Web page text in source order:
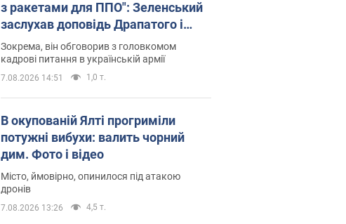
з ракетами для ППО": Зеленський
заслухав доповідь Драпатого і
анонсував нові кроки
Зокрема, він обговорив з головкомом
кадрові питання в українській армії
7.08.2026 14:51 1,0 т.
В окупованій Ялті прогриміли
потужні вибухи: валить чорний
дим. Фото і відео
Місто, ймовірно, опинилося під атакою
дронів
7.08.2026 13:26 4,5 т.